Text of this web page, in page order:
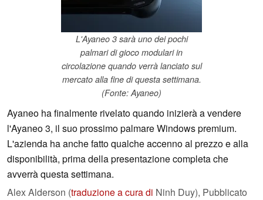
L'Ayaneo 3 sarà uno dei pochi
palmari di gioco modulari in
circolazione quando verrà lanciato sul
mercato alla fine di questa settimana.
(Fonte: Ayaneo)
Ayaneo ha finalmente rivelato quando inizierà a vendere
l'Ayaneo 3, il suo prossimo palmare Windows premium.
L'azienda ha anche fatto qualche accenno al prezzo e alla
disponibilità, prima della presentazione completa che
avverrà questa settimana.
Alex Alderson (traduzione a cura di Ninh Duy), Pubblicato